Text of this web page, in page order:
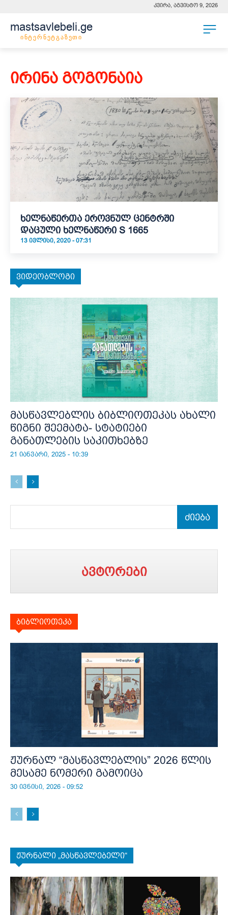
კვირა, აგვისტო 9, 2026
mastsavlebeli.ge
ინტერნეტგაზეთი
ირინა გოგონაია
ხელნაწერთა ეროვნულ ცენტრში
დაცული ხელნაწერი S 1665
13 ᲘᲕᲚᲘᲡᲘ, 2020 - 07:31
ვიდეობლოგი
მასწავლებლის ბიბლიოთეკას ახალი
წიგნი შეემატა- სტატიები
განათლების საკითხებზე
21 იანვარი, 2025 - 10:39
ძიება
ავტორები
ბიბლიოთეკა
ჟურნალ “მასწავლებლის” 2026 წლის
მესამე ნომერი გამოიცა
30 ივნისი, 2026 - 09:52
ჟურნალი „მასწავლებელი“